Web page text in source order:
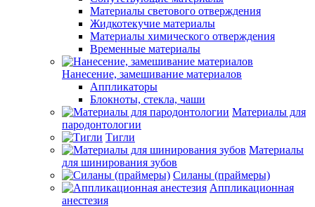
Материалы светового отверждения
Жидкотекучие материалы
Материалы химического отверждения
Временные материалы
Нанесение, замешивание материалов
Аппликаторы
Блокноты, стекла, чаши
Материалы для
пародонтологии
Тигли
Материалы
для шинирования зубов
Силаны (праймеры)
Аппликационная
анестезия